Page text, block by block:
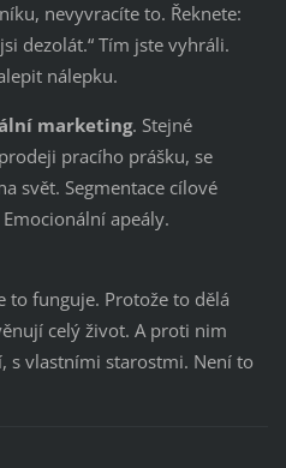
nevyvracíte to. Řeknete:
dezolát.“ Tím jste vyhráli.
nálepku.
marketing. Stejné
pracího prášku, se
svět. Segmentace cílové
apeály.
to funguje. Protože to dělá
celý život. A proti nim
s vlastními starostmi. Není to